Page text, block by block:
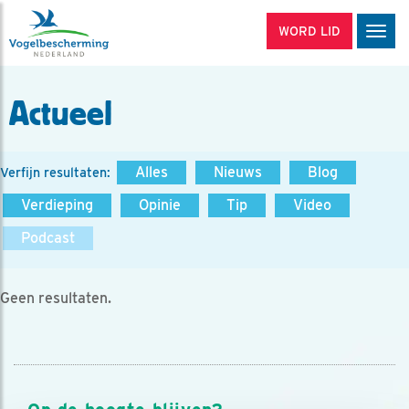
WORD LID
Actueel
Verfijn resultaten: Alles Nieuws
Blog
Verdieping
Opinie Tip
Video
Podcast
Geen resultaten.